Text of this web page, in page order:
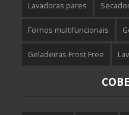
Lavadoras pares
Fornos multifuncionais
Geladeiras Frost Free